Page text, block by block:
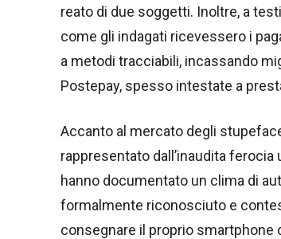
reato di due soggetti. Inoltre, a
come gli indagati ricevessero i
a metodi tracciabili, incassando
Postepay, spesso intestate a
Accanto al mercato degli
rappresentato dall’inaudita
hanno documentato un clima di
formalmente riconosciuto e
consegnare il proprio smartphone